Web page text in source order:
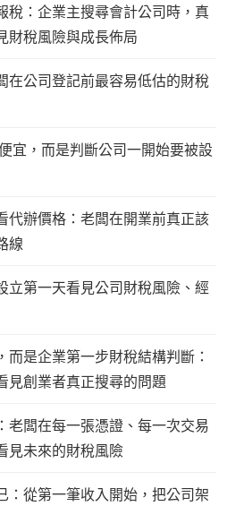
稅：企業主搜尋會計公司時，真
財稅風險與成長佈局
在公司登記前最容易低估的財稅
宜，而是判斷公司一開始要被設
代辦價格：老闆在開業前真正該
線
立第一天看見公司財稅風險、經
是企業第一步財稅結構判斷：
見創業者真正搜尋的問題
老闆在每一張憑證、每一次交易
見未來的財稅風險
：從第一筆收入開始，把公司架